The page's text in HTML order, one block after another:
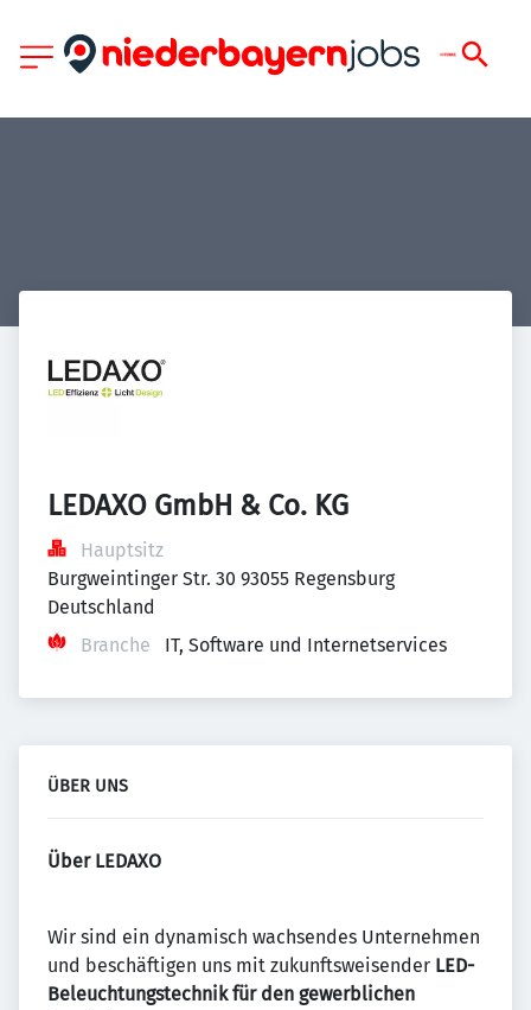
LEDAXO GmbH & Co. KG
Hauptsitz
Burgweintinger Str. 30 93055 Regensburg
Deutschland
Branche
IT, Software und Internetservices
ÜBER UNS
Über LEDAXO
Wir sind ein dynamisch wachsendes Unternehmen
und beschäftigen uns mit zukunftsweisender LED-
Beleuchtungstechnik für den gewerblichen